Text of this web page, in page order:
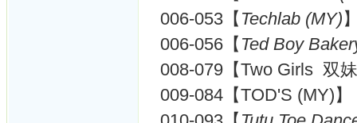
006-053【 Techlab (MY)
006-056【 Ted Boy
008-079【Two Girls 双
009-084【TOD'S (MY)】